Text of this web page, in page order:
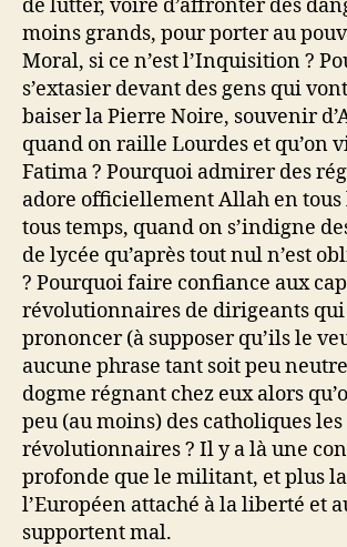
de lutter, voire d’affronter des
moins grands, pour porter au
Moral, si ce n’est l’Inquisition ?
s’extasier devant des gens qui
baiser la Pierre Noire, souvenir
quand on raille Lourdes et qu’on
Fatima ? Pourquoi admirer des
adore officiellement Allah en
tous temps, quand on s’indigne
de lycée qu’après tout nul n’est
? Pourquoi faire confiance aux
révolutionnaires de dirigeants qui
prononcer (à supposer qu’ils le
aucune phrase tant soit peu
dogme régnant chez eux alors
peu (au moins) des catholiques
révolutionnaires ? Il y a là une
profonde que le militant, et plus
l’Européen attaché à la liberté et
supportent mal.